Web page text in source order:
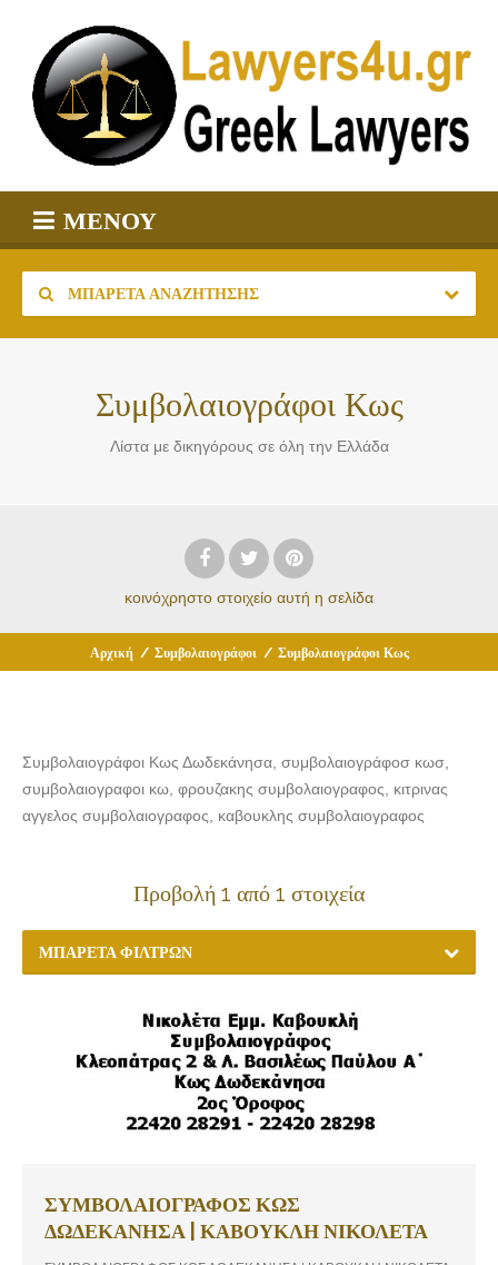
ΜΕΝΟΎ
ΜΠΑΡΈΤΑ ΑΝΑΖΉΤΗΣΗΣ
Συμβολαιογράφοι Κως
Λίστα με δικηγόρους σε όλη την Ελλάδα
κοινόχρηστο στοιχείο αυτή η σελίδα
Αρχική / Συμβολαιογράφοι / Συμβολαιογράφοι Κως
Συμβολαιογράφοι Κως Δωδεκάνησα, συμβολαιογράφοσ κωσ,
συμβολαιογραφοι κω, φρουζακης συμβολαιογραφος, κιτρινας
αγγελος συμβολαιογραφος, καβουκλης συμβολαιογραφος
Προβολή 1 από 1 στοιχεία
ΜΠΑΡΈΤΑ ΦΊΛΤΡΩΝ
ΣΥΜΒΟΛΑΙΟΓΡΑΦΟΣ ΚΩΣ
ΔΩΔΕΚΑΝΗΣΑ | ΚΑΒΟΥΚΛΗ ΝΙΚΟΛΕΤΑ